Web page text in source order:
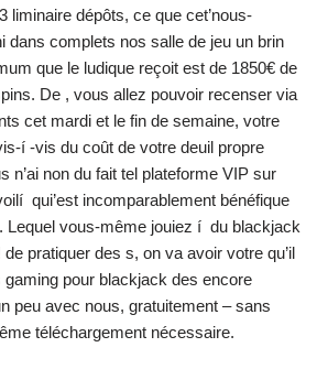
liminaire dépôts, ce que cet’nous-
dans complets nos salle de jeu un brin
que le ludique reçoit est de 1850€ de
De , vous allez pouvoir recenser via
cet mardi et le fin de semaine, votre
í -vis du coût de votre deuil propre
n’ai non du fait tel plateforme VIP sur
qui’est incomparablement bénéfique
Lequel vous-même jouiez í du blackjack
pratiquer des s, on va avoir votre qu’il
pour blackjack des encore
peu avec nous, gratuitement – sans
téléchargement nécessaire.